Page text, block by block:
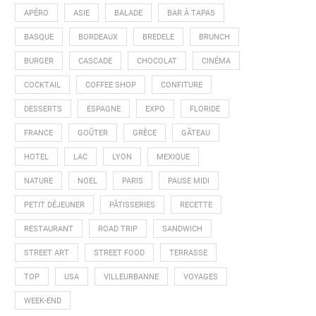
APÉRO ASIE BALADE BAR À TAPAS
BASQUE BORDEAUX BREDELE BRUNCH
BURGER CASCADE CHOCOLAT CINÉMA
COCKTAIL COFFEE SHOP CONFITURE
DESSERTS ESPAGNE EXPO FLORIDE
FRANCE GOÛTER GRÈCE GÂTEAU
HOTEL LAC LYON MEXIQUE
NATURE NOEL PARIS PAUSE MIDI
PETIT DÉJEUNER PÂTISSERIES RECETTE
RESTAURANT ROAD TRIP SANDWICH
STREET ART STREET FOOD TERRASSE
TOP USA VILLEURBANNE VOYAGES
WEEK-END